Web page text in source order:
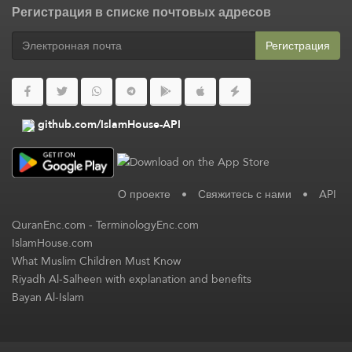
Регистрация в списке почтовых адресов
Регистрация
github.com/IslamHouse-API
О проекте • Свяжитесь с нами • API
QuranEnc.com-TerminologyEnc.com
IslamHouse.com
What Muslim Children Must Know
Riyadh Al-Salheen with explanation and benefits
Bayan Al-Islam